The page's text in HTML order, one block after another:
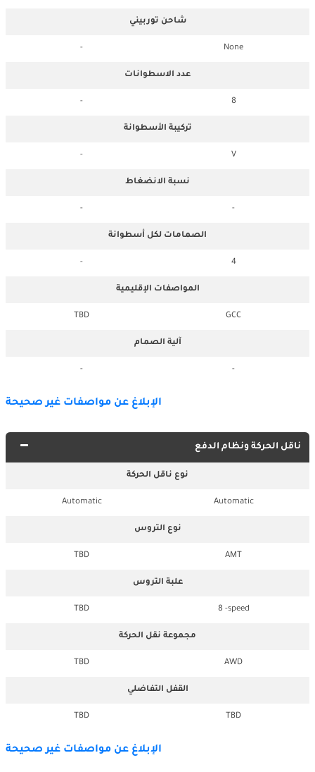
شاحن توربيني
None
-
عدد الاسطوانات
8
-
تركيبة الأسطوانة
V
-
نسبة الانضغاط
-
-
الصمامات لكل أسطوانة
4
-
المواصفات الإقليمية
GCC
TBD
آلية الصمام
-
-
الإبلاغ عن مواصفات غير صحيحة
ناقل الحركة ونظام الدفع
نوع ناقل الحركة
Automatic
Automatic
نوع التروس
AMT
TBD
علبة التروس
8 -speed
TBD
مجموعة نقل الحركة
AWD
TBD
القفل التفاضلي
TBD
TBD
الإبلاغ عن مواصفات غير صحيحة